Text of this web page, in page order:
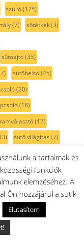
szűrő(175)
(7) sötétkék(3)
sütőajtó(35)
sütőbelső(45)
(20)
(18)
(17)
sütő világítás (7)
(7) tabletta(16)
(2) talp(1)
tassimo(41)
tejhabosító(8)
teleszkópcső
a tartalmak és
funkciók
elemzéséhez. A
Ön hozzájárul a sütik
Elutasítom